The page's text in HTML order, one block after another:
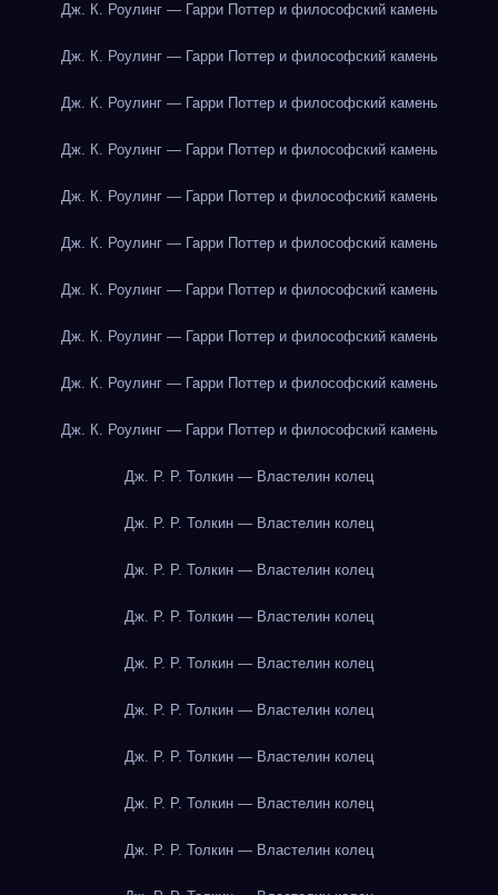
Дж. К. Роулинг — Гарри Поттер и философский камень
Дж. К. Роулинг — Гарри Поттер и философский камень
Дж. К. Роулинг — Гарри Поттер и философский камень
Дж. К. Роулинг — Гарри Поттер и философский камень
Дж. К. Роулинг — Гарри Поттер и философский камень
Дж. К. Роулинг — Гарри Поттер и философский камень
Дж. К. Роулинг — Гарри Поттер и философский камень
Дж. К. Роулинг — Гарри Поттер и философский камень
Дж. К. Роулинг — Гарри Поттер и философский камень
Дж. К. Роулинг — Гарри Поттер и философский камень
Дж. Р. Р. Толкин — Властелин колец
Дж. Р. Р. Толкин — Властелин колец
Дж. Р. Р. Толкин — Властелин колец
Дж. Р. Р. Толкин — Властелин колец
Дж. Р. Р. Толкин — Властелин колец
Дж. Р. Р. Толкин — Властелин колец
Дж. Р. Р. Толкин — Властелин колец
Дж. Р. Р. Толкин — Властелин колец
Дж. Р. Р. Толкин — Властелин колец